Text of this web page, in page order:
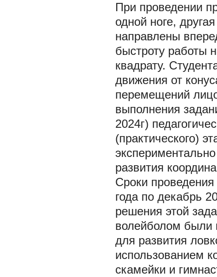
При проведении
одной ноге,
направлены
быстроту работы
квадрату.
движения от
перемещений
выполнения
2024г)
(практического)
развития
Сроки проведения
года по декабрь
решения этой
волейболом были
для развития
использованием
скамейки и